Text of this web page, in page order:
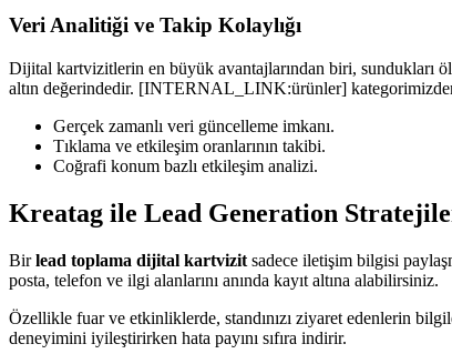
Veri Analitiği ve Takip Kolaylığı
Dijital kartvizitlerin en büyük avantajlarından biri, sundukları
altın değerindedir. [INTERNAL_LINK:ürünler]
Gerçek zamanlı veri güncelleme imkanı.
Tıklama ve etkileşim oranlarının takibi.
Coğrafi konum bazlı etkileşim analizi.
Kreatag ile Lead Generation
Birlead toplama dijital kartvizit sadece iletişim bilgisi
posta, telefon ve ilgi alanlarını anında kayıt altına alabilirsiniz.
Özellikle fuar ve etkinliklerde, standınızı ziyaret edenlerin
deneyimini iyileştirirken hata payını sıfıra indirir.